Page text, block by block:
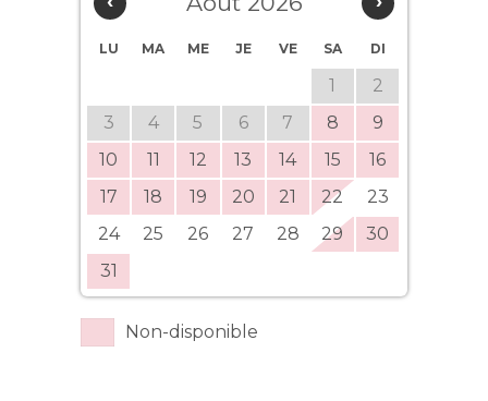
LU MA ME JE VE SA DI
1
2
3
4 5 6 7 8
9
10
11 12 13 14 15
16
17
18 19 20 21 22
23
24
25 26 27 28 29
30
31
Non-disponible